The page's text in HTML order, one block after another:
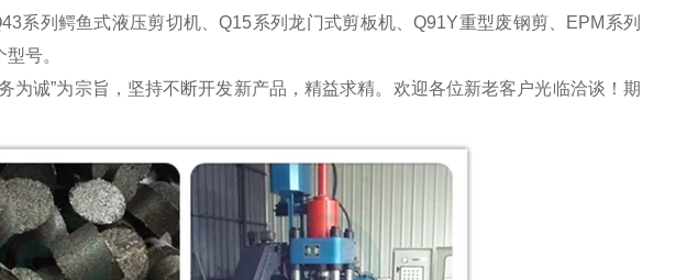
系列鳄鱼式液压剪切机、Q15系列龙门式剪板机、Q91Y重型废钢剪、EPM系列
号。
为诚”为宗旨，坚持不断开发新产品，精益求精。欢迎各位新老客户光临洽谈！期